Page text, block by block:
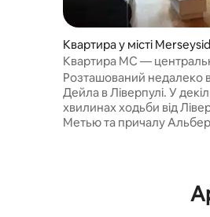
Квартира у місті
Квартира MC —
«Безкоштовна парковка»
Розташований недалеко
Дейла в Ліверпулі. У
хвилинах ходьби від
Метью та причалу Альберта.
спальня та ванна кімната. Ідеально
підходить для однієї